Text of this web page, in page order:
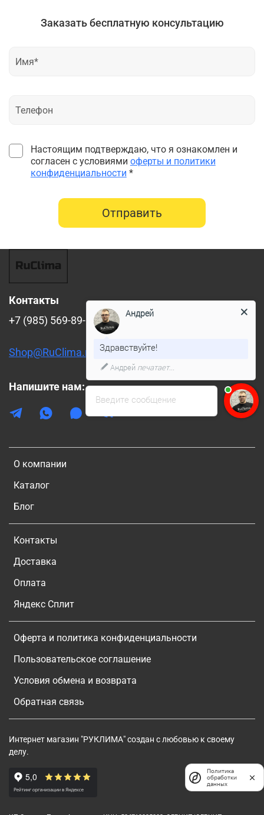
Заказать бесплатную консультацию
Настоящим подтверждаю, что я ознакомлен и
согласен с условиями оферты и политики
конфиденциальности *
Отправить
О компании
Каталог
Блог
Контакты
Доставка
Оплата
Яндекс Сплит
Оферта и политика конфиденциальности
Пользовательское соглашение
Условия обмена и возврата
Обратная связь
Контакты
+7 (985) 569-89-88
Shop@RuClima.ru
Напишите нам:
Интернет магазин "РУКЛИМА" создан с любовью к своему
делу.
Введите сообщение
Андрей
Здравствуйте!
Андрей печатает...
Политика
обработки
данных